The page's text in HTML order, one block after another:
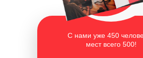
С нами уже 450
мест всего 500!